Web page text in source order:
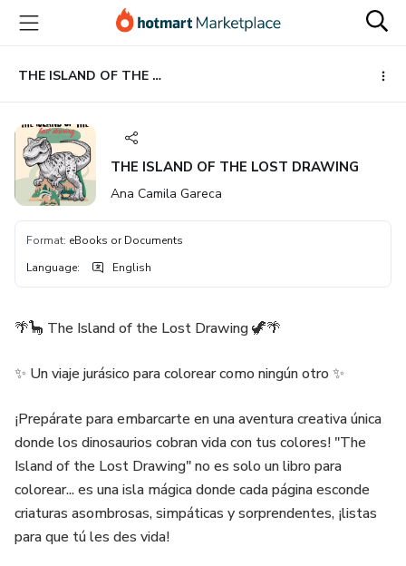
main
content
THE ISLAND OF THE LOST DRAWING
THE ISLAND OF THE LOST DRAWING
Ana Camila Gareca
Format: eBooks or Documents
Language: English
🌴🦕 The Island of the Lost Drawing 🦖🌴
✨ Un viaje jurásico para colorear como ningún otro ✨
¡Prepárate para embarcarte en una aventura creativa única
donde los dinosaurios cobran vida con tus colores! "The
Island of the Lost Drawing" no es solo un libro para
colorear... es una isla mágica donde cada página esconde
criaturas asombrosas, simpáticas y sorprendentes, ¡listas
para que tú les des vida!